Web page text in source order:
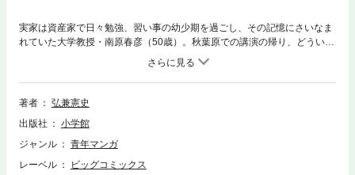
実家は資産家で日々勉強、習い事の幼少期を過ごし、その記憶にさいなま
れていた大学教授・南原春彦（50歳）。秋葉原での講演の帰り、どういう
場所か知らずに入ったメイド喫茶で出会ったメイドのツンデレな態度に、
唖然としながらも心惹かれてしまう。その店で南原は、うっかり手帳を置
き忘れてしまうが…（第1話）。50歳になる安藤明日香は、ファミレスの
キッチンで働いている。彼女が作る絶品オムレツは、高校時代に憧れた男
ったその彼が、32年後の現在、彼女の作るオムレツを食べに通うようにな
って…（第5話）
著者
弘兼憲史
出版社
小学館
ジャンル
青年マンガ
レーベル
ビッグコミックス